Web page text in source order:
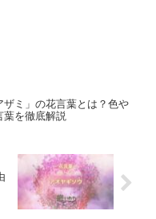
ザミ」の花言葉とは？色や
葉を徹底解説